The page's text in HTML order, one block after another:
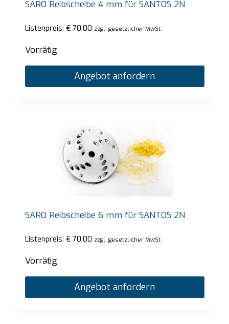
SARO Reibscheibe 4 mm für SANTOS 2N
Listenpreis: €70,00 zzgl. gesetzlicher MwSt.
Vorrätig
Angebot anfordern
SARO Reibscheibe 6 mm für SANTOS 2N
Listenpreis: €70,00 zzgl. gesetzlicher MwSt.
Vorrätig
Angebot anfordern